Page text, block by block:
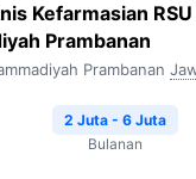
Kefarmasian RSU
Prambanan
Prambanan
2 Juta - 6 Juta
Bulanan